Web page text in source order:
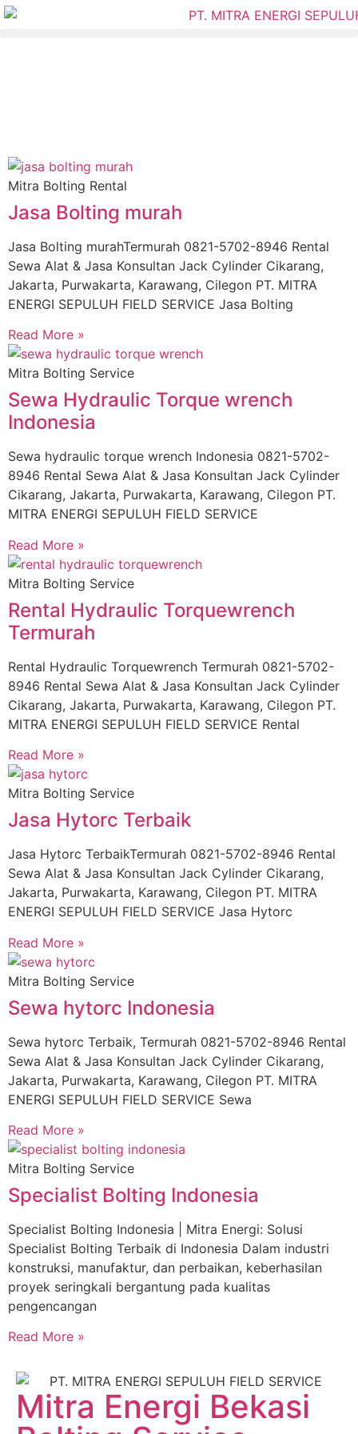
Mitra Bolting Rental
Jasa Bolting murah
Jasa Bolting murahTermurah 0821-5702-8946 Rental
Sewa Alat & Jasa Konsultan Jack Cylinder Cikarang,
Jakarta, Purwakarta, Karawang, Cilegon PT. MITRA
ENERGI SEPULUH FIELD SERVICE Jasa Bolting
Read More »
Mitra Bolting Service
Sewa Hydraulic Torque wrench
Indonesia
Sewa hydraulic torque wrench Indonesia 0821-5702-
8946 Rental Sewa Alat & Jasa Konsultan Jack Cylinder
Cikarang, Jakarta, Purwakarta, Karawang, Cilegon PT.
MITRA ENERGI SEPULUH FIELD SERVICE
Read More »
Mitra Bolting Service
Rental Hydraulic Torquewrench
Termurah
Rental Hydraulic Torquewrench Termurah 0821-5702-
8946 Rental Sewa Alat & Jasa Konsultan Jack Cylinder
Cikarang, Jakarta, Purwakarta, Karawang, Cilegon PT.
MITRA ENERGI SEPULUH FIELD SERVICE Rental
Read More »
Mitra Bolting Service
Jasa Hytorc Terbaik
Jasa Hytorc TerbaikTermurah 0821-5702-8946 Rental
Sewa Alat & Jasa Konsultan Jack Cylinder Cikarang,
Jakarta, Purwakarta, Karawang, Cilegon PT. MITRA
ENERGI SEPULUH FIELD SERVICE Jasa Hytorc
Read More »
Mitra Bolting Service
Sewa hytorc Indonesia
Sewa hytorc Terbaik, Termurah 0821-5702-8946 Rental
Sewa Alat & Jasa Konsultan Jack Cylinder Cikarang,
Jakarta, Purwakarta, Karawang, Cilegon PT. MITRA
ENERGI SEPULUH FIELD SERVICE Sewa
Read More »
Mitra Bolting Service
Specialist Bolting Indonesia
Specialist Bolting Indonesia | Mitra Energi: Solusi
Specialist Bolting Terbaik di Indonesia Dalam industri
konstruksi, manufaktur, dan perbaikan, keberhasilan
proyek seringkali bergantung pada kualitas
pengencangan
Read More »
Mitra Energi Bekasi